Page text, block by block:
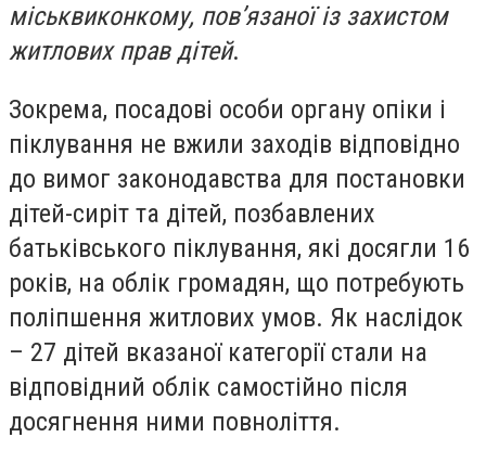
міськвиконкому, пов’язаної із захистом
житлових прав дітей.
Зокрема, посадові особи органу опіки і
піклування не вжили заходів відповідно
до вимог законодавства для постановки
дітей-сиріт та дітей, позбавлених
батьківського піклування, які досягли 16
років, на облік громадян, що потребують
поліпшення житлових умов. Як наслідок
– 27 дітей вказаної категорії cтали на
відповідний облік самостійно після
досягнення ними повноліття.